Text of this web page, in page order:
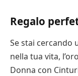
Regalo
Se stai cercando
nella tua vita,
Donna con